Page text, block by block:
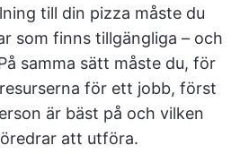
till din pizza måste du
som finns tillgängliga – och
samma sätt måste du, för
för ett jobb, först
är bäst på och vilken
att utföra.